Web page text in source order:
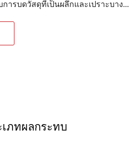
การบดวัสดุที่เป็นผลึกและเปราะบาง...
ภทผลกระทบ